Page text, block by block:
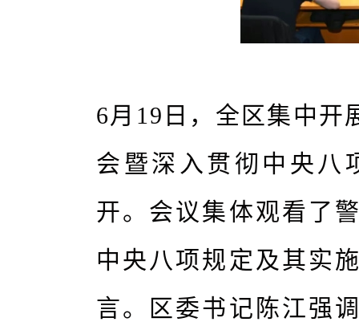
6月19日，全区集中开
会暨深入贯彻中央八
开。会议集体观看了
中央八项规定及其实
言。区委书记陈江强